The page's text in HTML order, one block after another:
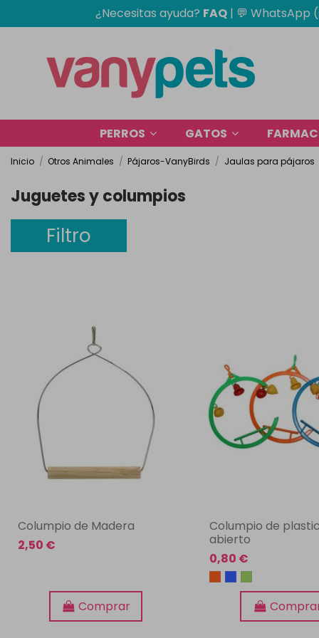
¿Necesitas ayuda? FAQ| 💬 WhatsApp
PERROS GATOS
Inicio Otros Animales Pájaros-VanyBirds Jaulas para pájaros
Juguetes y columpios
Filtro
Columpio de Madera
2,50 €
Comprar
Columpio de
abierto
0,80 €